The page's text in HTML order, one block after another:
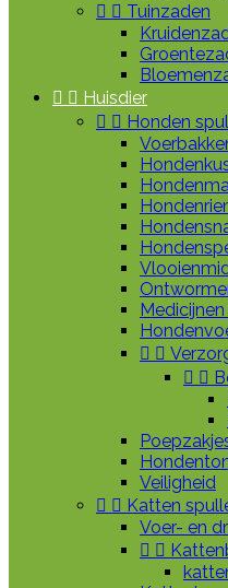
  Tuinzaden
  Huisdier
  Honden
 
 
Veiligheid
  Katten
Voer- en
 